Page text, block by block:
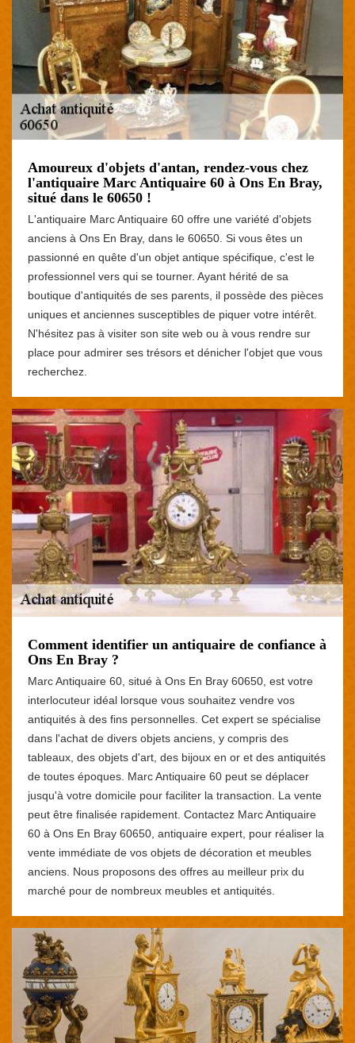
Amoureux d'objets d'antan, rendez-vous chez
l'antiquaire Marc Antiquaire 60 à Ons En Bray,
situé dans le 60650 !
L'antiquaire Marc Antiquaire 60 offre une variété d'objets
anciens à Ons En Bray, dans le 60650. Si vous êtes un
passionné en quête d'un objet antique spécifique, c'est le
professionnel vers qui se tourner. Ayant hérité de sa
boutique d'antiquités de ses parents, il possède des pièces
uniques et anciennes susceptibles de piquer votre intérêt.
N'hésitez pas à visiter son site web ou à vous rendre sur
place pour admirer ses trésors et dénicher l'objet que vous
recherchez.
Comment identifier un antiquaire de confiance à
Ons En Bray ?
Marc Antiquaire 60, situé à Ons En Bray 60650, est votre
interlocuteur idéal lorsque vous souhaitez vendre vos
antiquités à des fins personnelles. Cet expert se spécialise
dans l'achat de divers objets anciens, y compris des
tableaux, des objets d'art, des bijoux en or et des antiquités
de toutes époques. Marc Antiquaire 60 peut se déplacer
jusqu'à votre domicile pour faciliter la transaction. La vente
peut être finalisée rapidement. Contactez Marc Antiquaire
60 à Ons En Bray 60650, antiquaire expert, pour réaliser la
vente immédiate de vos objets de décoration et meubles
anciens. Nous proposons des offres au meilleur prix du
marché pour de nombreux meubles et antiquités.